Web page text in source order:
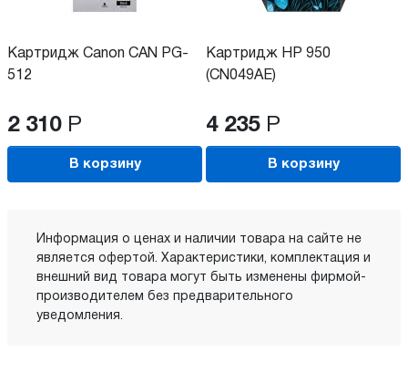
Картридж Canon CAN PG-
512
2 310 Р
В корзину
Картридж HP 950
(CN049AE)
4 235 Р
В корзину
Информация о ценах и наличии товара на сайте не
является офертой. Характеристики, комплектация и
внешний вид товара могут быть изменены фирмой-
производителем без предварительного
уведомления.